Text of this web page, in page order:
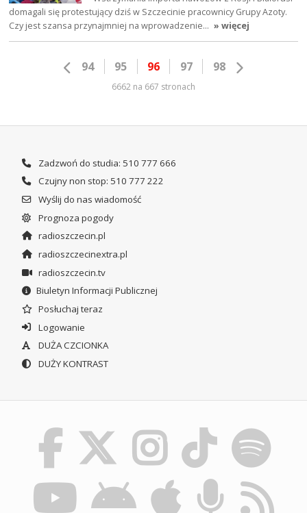
domagali się protestujący dziś w Szczecinie pracownicy Grupy Azoty.
Czy jest szansa przynajmniej na wprowadzenie… » więcej
94 95 96 97 98
6662 na 667 stronach
Zadzwoń do studia: 510 777 666
Czujny non stop: 510 777 222
Wyślij do nas wiadomość
Prognoza pogody
radioszczecin.pl
radioszczecinextra.pl
radioszczecin.tv
Biuletyn Informacji Publicznej
Posłuchaj teraz
Logowanie
DUŻA CZCIONKA
DUŻY KONTRAST